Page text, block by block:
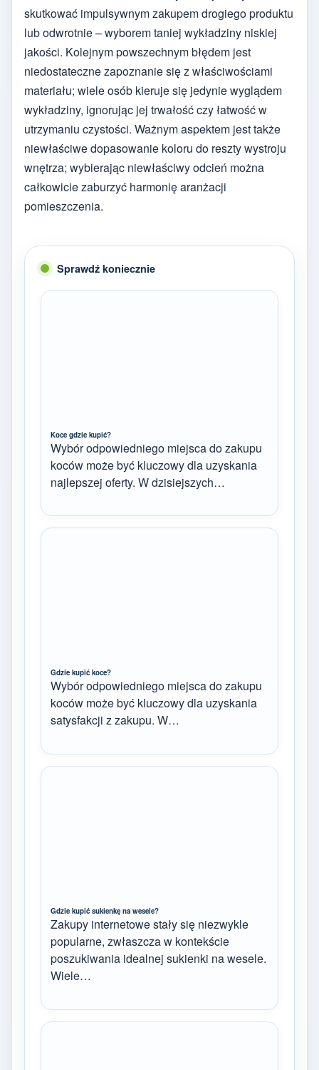
skutkować impulsywnym zakupem drogiego produktu
lub odwrotnie – wyborem taniej wykładziny niskiej
jakości. Kolejnym powszechnym błędem jest
niedostateczne zapoznanie się z właściwościami
materiału; wiele osób kieruje się jedynie wyglądem
wykładziny, ignorując jej trwałość czy łatwość w
utrzymaniu czystości. Ważnym aspektem jest także
niewłaściwe dopasowanie koloru do reszty wystroju
wnętrza; wybierając niewłaściwy odcień można
całkowicie zaburzyć harmonię aranżacji
pomieszczenia.
Sprawdź koniecznie
Koce gdzie kupić?
Wybór odpowiedniego miejsca do zakupu
koców może być kluczowy dla uzyskania
najlepszej oferty. W dzisiejszych…
Gdzie kupić koce?
Wybór odpowiedniego miejsca do zakupu
koców może być kluczowy dla uzyskania
satysfakcji z zakupu. W…
Gdzie kupić sukienkę na wesele?
Zakupy internetowe stały się niezwykle
popularne, zwłaszcza w kontekście
poszukiwania idealnej sukienki na wesele.
Wiele…